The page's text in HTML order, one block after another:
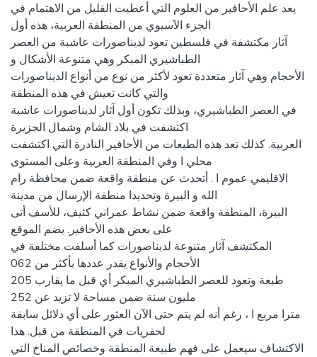
يعد علم الأحافير من العلوم التي أعطيت القليل من الاهتمام في
الجزء الآسيوي من المنطقة العربية، هذه أول
آثار مكتشفة في فلسطين تعود لديناصورات عاشبة من العصر
الطباشيري المبكر وهي متنوعة الأشكال و
الأحجام وهي آثار متعددة تعود لأكثر من نوع من أنواع الديناصورات
والتي كانت تعيش في هذه المنطقة
في العصر الطباشيري، وبذلك تكون أول آثار لديناصورات عاشبة
اكتشفت في بلاد الشام وشمال الجزيرة
العربية. كذلك تعد هذه الطبعات من الأحافير النادرة التي اكتشفت
محلي ا وفي المنطقة العربية وعلى المستوى
الاقليمي عموم ا . أتحدث عن منطقة واقعة ضمن محافظة رام
الله و البيرة وتحديدا منطقة الإرسال من مدينة
البيرة، المنطقة واقعة ضمن نشاط عمراني كثيف، للأسف أتى
على بعض هذه الأحافير. يضم الموقع
المكتشف آثار متنوعة لديناصورات كما أسلفت مختلفة في
الأحجام والأنواع يقدر عددها بأكثر من 062
طبعة وتعود للعصر الطباشيري المبكر أي قبل ما يقارب 205
مليون سنة ضمن مساحة لا تزيد عن 252
مترا مربع ا ، رغم أنه لم يتم حتى الآن العثور على أي دلائل سابقة
لحفريات في المنطقة من قبل. هذا
الاكتشاف سيعمل على فهم طبيعة المنطقة وخصائص المناخ التي